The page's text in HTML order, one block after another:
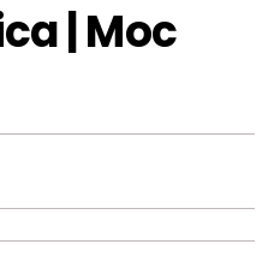
| Moc